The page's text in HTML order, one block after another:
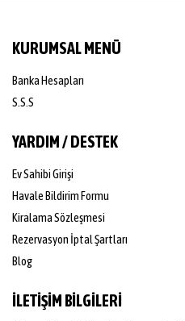
KURUMSAL MENÜ
Banka Hesapları
S.S.S
YARDIM / DESTEK
Ev Sahibi Girişi
Havale Bildirim Formu
Kiralama Sözleşmesi
Rezervasyon İptal Şartları
Blog
İLETİŞİM BİLGİLERİ